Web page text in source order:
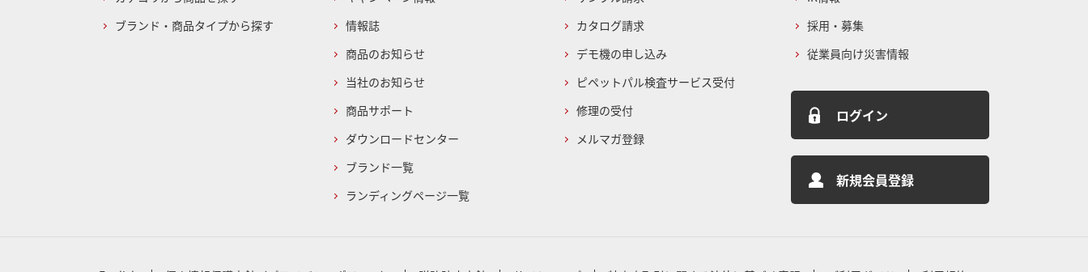
ブランド・商品タイプから探す
情報誌
商品のお知らせ
当社のお知らせ
商品サポート
ダウンロードセンター
ブランド一覧
ランディングページ一覧
カタログ請求
デモ機の申し込み
ピペットパル検査サービス受付
修理の受付
メルマガ登録
採用・募集
従業員向け災害情報
ログイン
新規会員登録